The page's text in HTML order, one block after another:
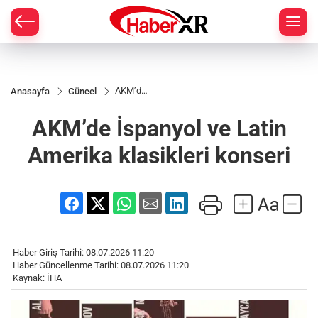
Anasayfa Güncel
AKM’de
Amerika
klasikleri
konseri
AKM’de İspanyol ve Latin
Amerika klasikleri konseri
Haber Giriş Tarihi: 08.07.2026 11:20
Haber Güncellenme Tarihi: 08.07.2026 11:20
Kaynak: İHA